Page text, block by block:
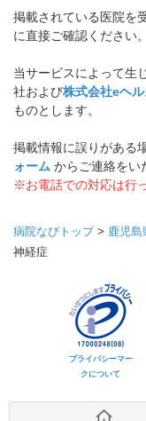
掲載されている医院を
に直接ご確認ください。
当サービスによって生
社および株式会社eヘ
ものとします。
掲載情報に誤りがある
ォーム からご連絡をい
※お電話での対応は行
病院なびトップ> 鹿児島
神経症
プライバシーマー
クについて